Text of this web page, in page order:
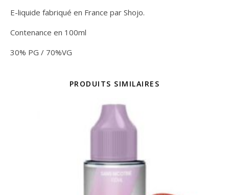
E-liquide fabriqué en France par Shojo.
Contenance en 100ml
30% PG / 70%VG
PRODUITS SIMILAIRES